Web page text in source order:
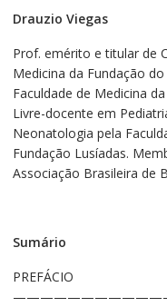
Drauzio Viegas
Prof. emérito e titular de
Medicina da Fundação
Faculdade de Medicina
Livre-docente em
Neonatologia pela
Fundação Lusíadas.
Associação Brasileira de
Sumário
PREFÁCIO